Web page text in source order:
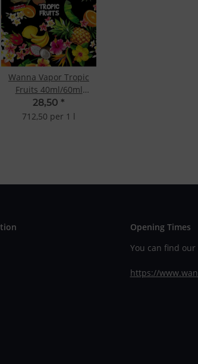
Wanna Vapor Tropic
Fruits 40ml/60ml
Shake&Vape
28,50 *
712,50 per 1 l
Opening Times
You can find
https://